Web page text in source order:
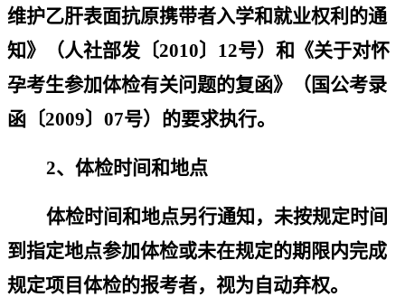
维护乙肝表面抗原携带者入学和就业权利的通
知》（人社部发〔2010〕 12号）和《关于对怀
孕考生参加体检有关问题的复函》（国公考录
函〔2009〕 07号）的要求执行。
2、体检时间和地点
体检时间和地点另行通知，未按规定时间
到指定地点参加体检或未在规定的期限内完成
规定项目体检的报考者，视为自动弃权。